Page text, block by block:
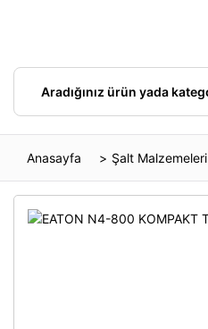
Anasayfa Şalt Malzemeleri